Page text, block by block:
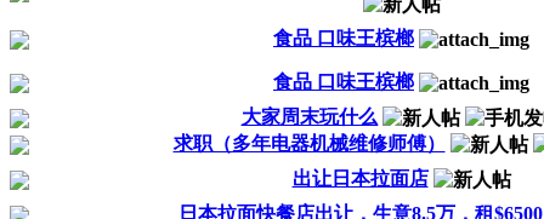
食品 口味王槟榔
食品 口味王槟榔
大家周末玩什么
求职（多年电器机械维修师傅）
出让日本拉面店
日本拉面快餐店出让，生意8.5万，租$6500